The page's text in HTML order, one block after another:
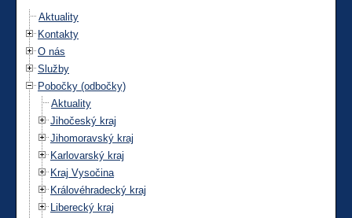
Aktuality
Kontakty
O nás
Služby
Pobočky (odbočky)
Aktuality
Jihočeský kraj
Jihomoravský kraj
Karlovarský kraj
Kraj Vysočina
Královéhradecký kraj
Liberecký kraj